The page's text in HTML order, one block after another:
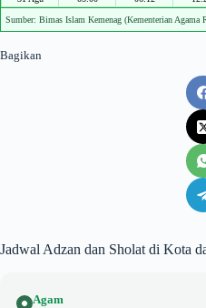
Sumber: Bimas Islam Kemenag (Kementerian Agama
Bagikan
Jadwal Adzan dan Sholat di Kota
Agam